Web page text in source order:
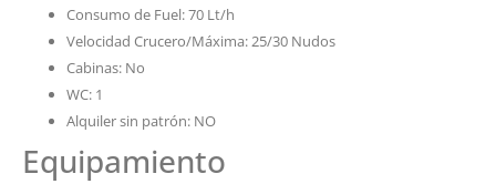
Consumo de Fuel: 70 Lt/h
Velocidad Crucero/Máxima: 25/30 Nudos
Cabinas: No
WC: 1
Alquiler sin patrón: NO
Equipamiento